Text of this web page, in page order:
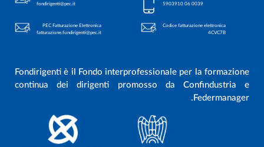
Fondirigenti è il Fondo interprofessionale per la
continua dei dirigenti promosso da Confindustria
Codice fatturazione elettronica
4CVC7B
fondirigenti@pec.it
PEC Fatturazione Elettronica
fatturazione.fondirigenti@pec.it